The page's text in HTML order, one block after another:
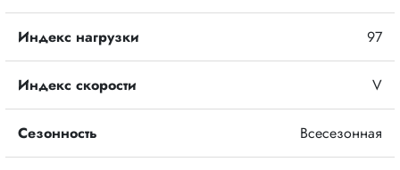
Индекс нагрузки 97
Индекс скорости V
Сезонность Всесезонная